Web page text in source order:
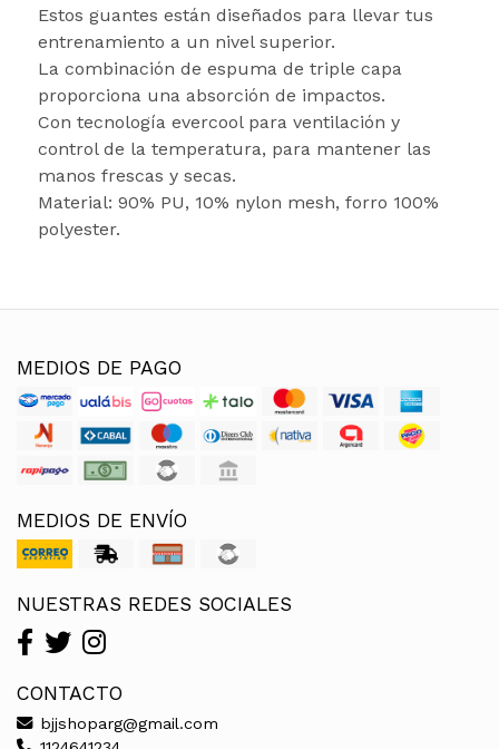
Estos guantes están diseñados para llevar tus
entrenamiento a un nivel superior.
La combinación de espuma de triple capa
proporciona una absorción de impactos.
Con tecnología evercool para ventilación y
control de la temperatura, para mantener las
manos frescas y secas.
Material: 90% PU, 10% nylon mesh, forro 100%
polyester.
MEDIOS DE PAGO
MEDIOS DE ENVÍO
NUESTRAS REDES SOCIALES
CONTACTO
bjjshoparg@gmail.com